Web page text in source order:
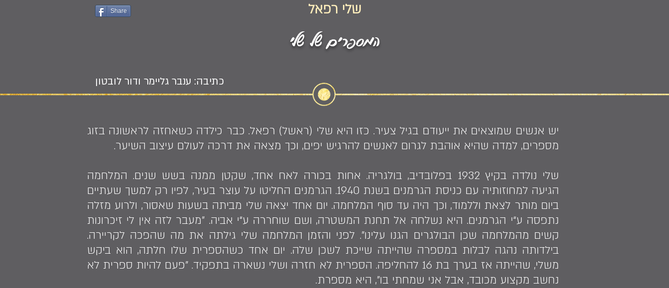
שלי רפאל
המספרים של שלי
Share
כתיבה: ענבר גליימר ודור לובטון
יש אנשים שמוצאים את ייעודם בגיל צעיר. כזו היא שלי (ראשל) רפאל. כבר כילדה כשאחזה לראשונה בזוג
מספרים, למדה שהיא אוהבת לגרום לאנשים להרגיש יפים, וכך מצאה את דרכה לעולם עיצוב השיער.
שלי נולדה בקיץ 1932 בפלובדיב, בולגריה. אחות בכורה לאח אחד, שקטן ממנה בשש שנים. המלחמה
הגיעה למחוזותיה עם כניסת הגרמנים בשנת 1940. הגרמנים החליטו על עוצר בעיר, לפיו רק למשך שעתיים
ביום מותר לצאת וללמוד, וכך היה עד סוף המלחמה. יום אחד יצאה שלי מביתה בשעות שאסור, ולרוע מזלה
נתפסה ע“י הגרמנים. היא נשלחה אל תחנת המשטרה, ושם שוחררה ע“י אביה. "מעבר לזה אין לי זיכרונות
קשים מהמלחמה שכן הבולגרים הגנו עלינו". לפני והזמן המלחמה שלי גילתה את מה שהפכה לקריירה.
בילדותה נהגה לבלות במספרה שהייתה שייכת לשכן שלה. יום אחד כשהספרית שלו חלתה, הוא ביקש
משלי, שהייתה אז בערך בת 16 להחליפה. הספרית לא חזרה ושלי נשארה בתפקיד. "פעם להיות ספרית לא
נחשב מקצוע מכובד, אבל אני שמחתי בו", היא מספרת.